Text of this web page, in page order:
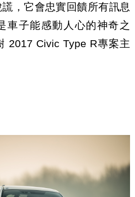
謊，它會忠實回饋所有訊息
車子能感動人心的神奇之
2017 Civic Type R專案主